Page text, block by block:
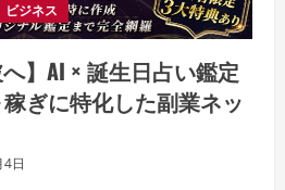
ビジネス
】AI × 誕生日占い鑑定
ぎに特化した副業ネッ
日